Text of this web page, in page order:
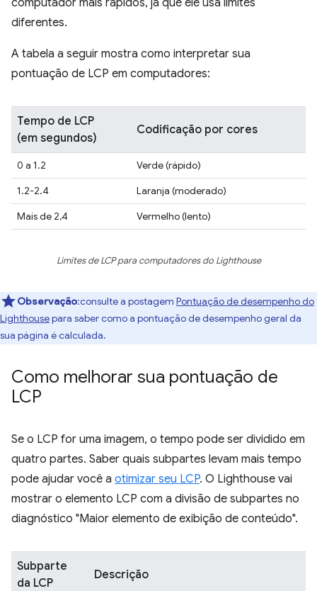
diferentes.
A tabela a seguir mostra como interpretar sua
pontuação de LCP em computadores:
Tempo de LCP
(em segundos)
Codificação por cores
0 a 1.2
Verde (rápido)
1.2-2.4
Laranja (moderado)
Mais de 2,4
Vermelho (lento)
Limites de LCP para computadores do Lighthouse
Observação:consulte a postagem Pontuação de desempenho do
Lighthousepara saber como a pontuação de desempenho geral da
sua página é calculada.
Como melhorar sua pontuação de
LCP
Se o LCP for uma imagem, o tempo pode ser dividido em
quatro partes. Saber quais subpartes levam mais tempo
pode ajudar você a otimizar seu LCP. O Lighthouse vai
mostrar o elemento LCP com a divisão de subpartes no
diagnóstico "Maior elemento de exibição de conteúdo".
Subparte
da LCP
Descrição